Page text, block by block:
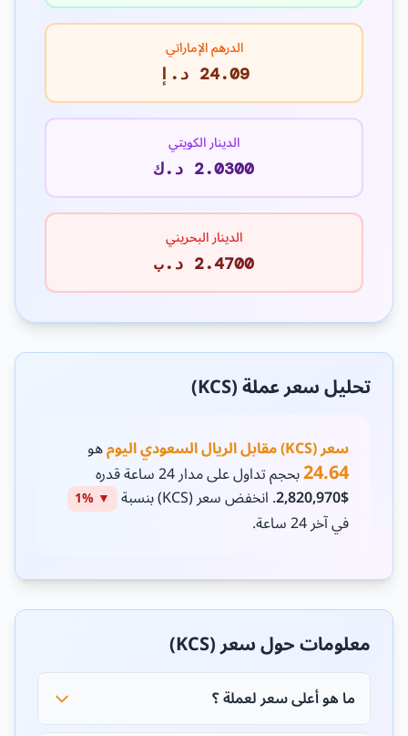
الدرهم الإماراتي
24.09 د.إ
الدينار الكويتي
2.0300 د.ك
الدينار البحريني
2.4700 د.ب
تحليل سعر عملة (KCS)
سعر (KCS) مقابل الريال السعودي اليوم هو
24.64بحجم تداول على مدار 24 ساعة قدره
$2,820,970 . انخفض سعر (KCS) بنسبة ▼ 1%
في آخر 24 ساعة.
معلومات حول سعر (KCS)
ما هو أعلى سعر لعملة ؟